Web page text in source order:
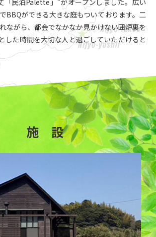
「民泊Palette」”がオープンしました。 広い
BBQができる大きな庭もついております。 二
ながら、都会でなかなか見かけない囲炉裏を
した時間を大切な人と過ごしていただけると
施 設